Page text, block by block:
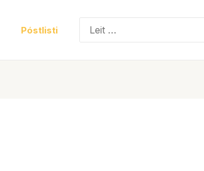
Póstlisti
Search
for: